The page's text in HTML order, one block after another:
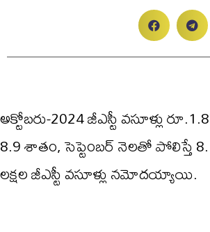
అక్టోబరు-2024 జీఎస్టీ వసూళ్లు
8.9 శాతం, సెప్టెంబర్ నెలతో పోలిస్తే
లక్షల జీఎస్టీ వసూళ్లు నమోదయ్యాయి.